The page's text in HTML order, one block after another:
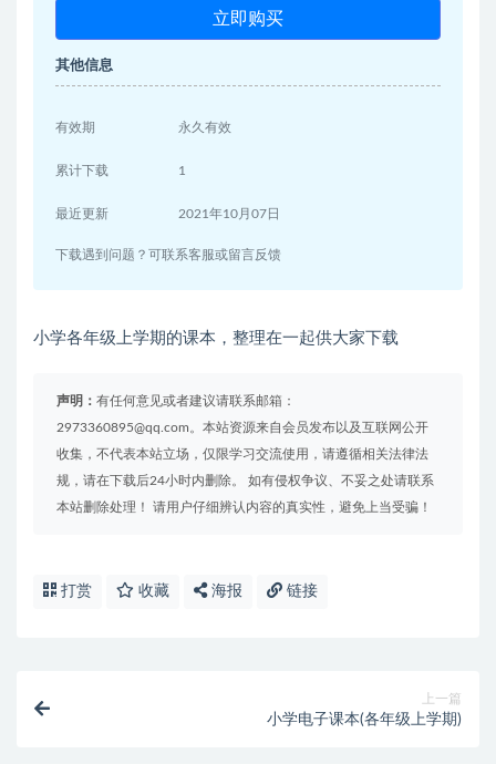
立即购买
其他信息
有效期 永久有效
累计下载 1
最近更新 2021年10月07日
下载遇到问题？可联系客服或留言反馈
小学各年级上学期的课本，整理在一起供大家下载
声明： 有任何意见或者建议请联系邮箱：
2973360895@qq.com。本站资源来自会员发布以及互联网公开
收集，不代表本站立场，仅限学习交流使用，请遵循相关法律法
规，请在下载后24小时内删除。 如有侵权争议、不妥之处请联系
本站删除处理！ 请用户仔细辨认内容的真实性，避免上当受骗！
打赏 收藏 海报 链接
上一篇
小学电子课本(各年级上学期)